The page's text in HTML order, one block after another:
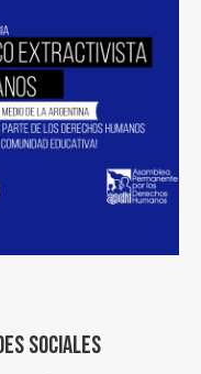
sociales